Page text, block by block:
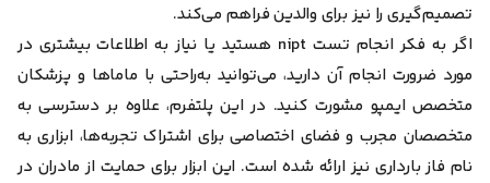
تصمیم‌گیری را نیز برای والدین فراهم می‌کند.
اگر به فکر انجام تست nipt هستید یا نیاز به اطلاعات بیشتری در
مورد ضرورت انجام آن دارید، می‌توانید به‌راحتی با ماما‌ها و پزشکان
متخصص ایمپو مشورت کنید. در این پلتفرم، علاوه بر دسترسی به
متخصصان مجرب و فضای اختصاصی برای اشتراک تجربه‌ها، ابزاری به
نام فاز بارداری نیز ارائه شده است. این ابزار برای حمایت از مادران در